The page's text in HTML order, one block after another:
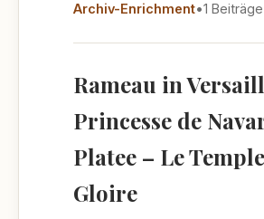
Archiv-Enrichment•1 Beiträge
Rameau in
Princesse de
Platee – Le
Gloire